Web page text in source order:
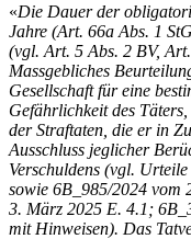
«Die Dauer der
Jahre (Art. 66a Abs. 1
(vgl. Art. 5 Abs. 2 BV,
Massgebliches
Gesellschaft für eine
Gefährlichkeit des
der Straftaten, die er in
Ausschluss jeglicher
Verschuldens (vgl.
sowie 6B_985/2024 vom
3. März 2025 E. 4.1;
mit Hinweisen). Das